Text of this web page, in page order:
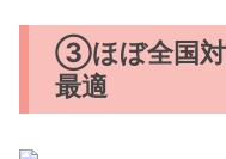
③ほぼ全国対
最適